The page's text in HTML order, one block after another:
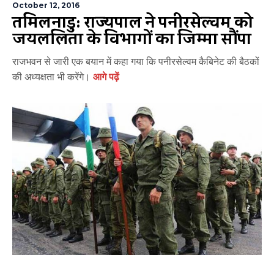
October 12, 2016
तमिलनाडु: राज्यपाल ने पनीरसेल्वम को
जयललिता के विभागों का जिम्मा सौंपा
राजभवन से जारी एक बयान में कहा गया कि पनीरसेल्वम कैबिनेट की बैठकों
की अध्यक्षता भी करेंगे। आगे पढ़ें